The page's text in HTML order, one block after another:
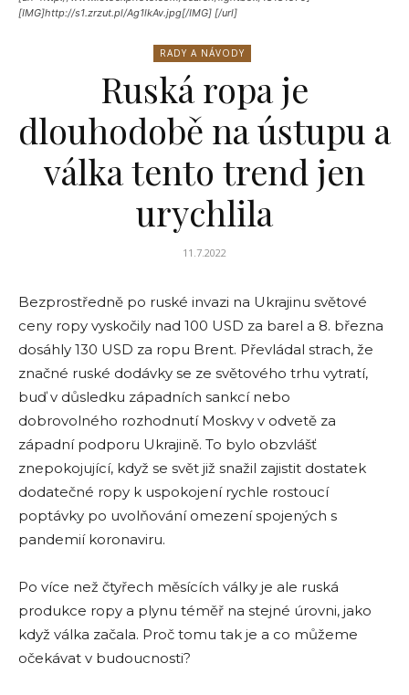
[IMG]http://s1.zrzut.pl/Ag1lkAv.jpg[/IMG] [/url]
RADY A NÁVODY
Ruská ropa je
dlouhodobě na ústupu a
válka tento trend jen
urychlila
11.7.2022
Bezprostředně po ruské invazi na Ukrajinu světové
ceny ropy vyskočily nad 100 USD za barel a 8. března
dosáhly 130 USD za ropu Brent. Převládal strach, že
značné ruské dodávky se ze světového trhu vytratí,
buď v důsledku západních sankcí nebo
dobrovolného rozhodnutí Moskvy v odvetě za
západní podporu Ukrajině. To bylo obzvlášť
znepokojující, když se svět již snažil zajistit dostatek
dodatečné ropy k uspokojení rychle rostoucí
poptávky po uvolňování omezení spojených s
pandemií koronaviru.
Po více než čtyřech měsících války je ale ruská
produkce ropy a plynu téměř na stejné úrovni, jako
když válka začala. Proč tomu tak je a co můžeme
očekávat v budoucnosti?